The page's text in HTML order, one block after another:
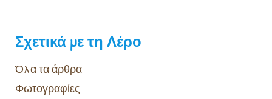
Σχετικά με τη Λέρο
Όλα τα άρθρα
Φωτογραφίες